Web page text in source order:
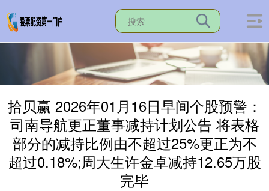
拾贝赢 2026年01月16日早间个股预警：
司南导航更正董事减持计划公告 将表格
部分的减持比例由不超过25%更正为不
超过0.18%;周大生许金卓减持12.65万股
完毕